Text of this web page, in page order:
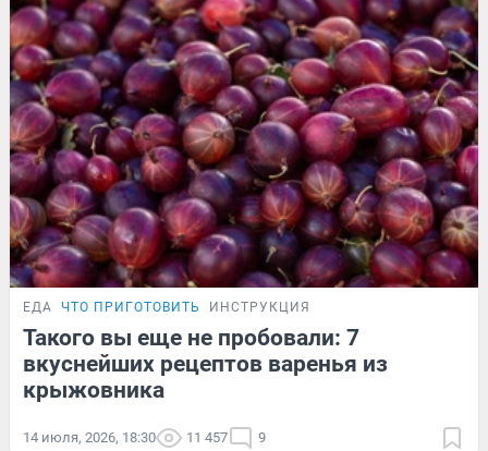
ЕДА ЧТО ПРИГОТОВИТЬ ИНСТРУКЦИЯ
Такого вы еще не пробовали: 7
вкуснейших рецептов варенья из
крыжовника
14 июля, 2026, 18:30 11 457 9